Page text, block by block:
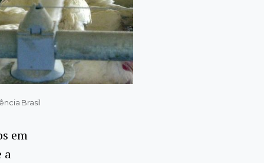
Brasil
em
a